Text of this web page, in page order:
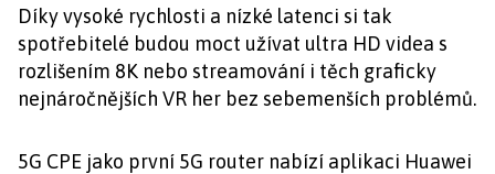
Díky vysoké rychlosti a nízké latenci si tak
spotřebitelé budou moct užívat ultra HD videa s
rozlišením 8K nebo streamování i těch graficky
nejnáročnějších VR her bez sebemenších problémů.
5G CPE jako první 5G router nabízí aplikaci Huawei